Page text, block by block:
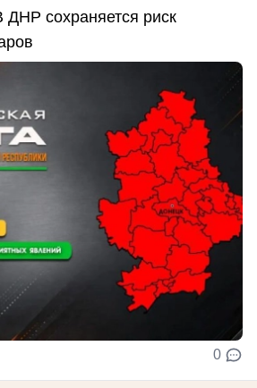
ДНР сохраняется риск
0